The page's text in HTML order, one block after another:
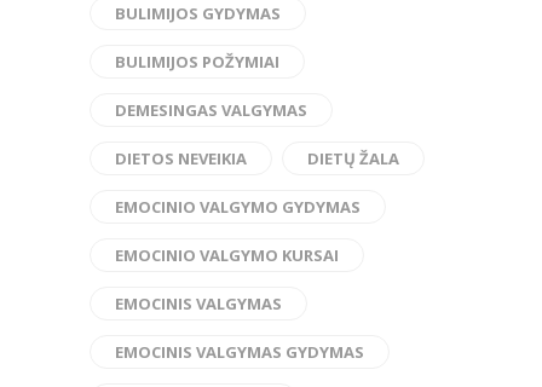
BULIMIJOS GYDYMAS
BULIMIJOS POŽYMIAI
DEMESINGAS VALGYMAS
DIETOS NEVEIKIA DIETŲ ŽALA
EMOCINIO VALGYMO GYDYMAS
EMOCINIO VALGYMO KURSAI
EMOCINIS VALGYMAS
EMOCINIS VALGYMAS GYDYMAS